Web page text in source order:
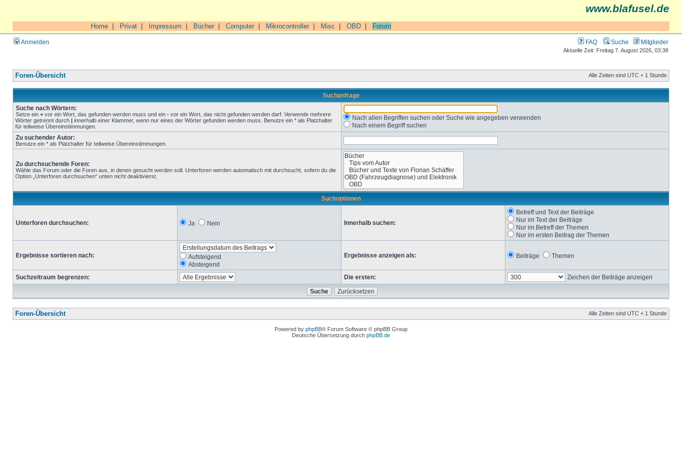
www.blafusel.de
Home Privat Impressum Bücher| Computer| Mikrocontroller| Misc OBD Forum
Anmelden FAQ Suche Mitglieder
Aktuelle Zeit: Freitag 7. August 2026, 03:38
Foren-Übersicht Alle Zeiten sind UTC + 1 Stunde
Suchanfrage
Suche nach Wörtern:
Setze ein + vor ein Wort, das gefunden werden muss und ein - vor ein Wort, das nicht gefunden werden darf. Verwende mehrere
Wörter getrennt durch | innerhalb einer Klammer, wenn nur eines der Wörter gefunden werden muss. Benutze ein * als Platzhalter
für teilweise Übereinstimmungen.
Nach allen Begriffen suchen oder Suche wie angegeben verwenden
Nach einem Begriff suchen
Zu suchender Autor:
Benutze ein * als Platzhalter für teilweise Übereinstimmungen.
Zu durchsuchende Foren:
Wähle das Forum oder die Foren aus, in denen gesucht werden soll. Unterforen werden automatisch mit durchsucht, sofern du die
Option „Unterforen durchsuchen“ unten nicht deaktivierst.
Suchoptionen
Unterforen durchsuchen: Ja Nein Innerhalb suchen:
Betreff und Text der Beiträge
Nur im Text der Beiträge
Nur im Betreff der Themen
Nur im ersten Beitrag der Themen
Ergebnisse sortieren nach:
Aufsteigend
Absteigend
Ergebnisse anzeigen als: Beiträge Themen
Suchzeitraum begrenzen: Die ersten: Zeichen der Beiträge anzeigen
Foren-Übersicht Alle Zeiten sind UTC + 1 Stunde
Powered by phpBB® Forum Software © phpBB Group
Deutsche Übersetzung durch phpBB.de